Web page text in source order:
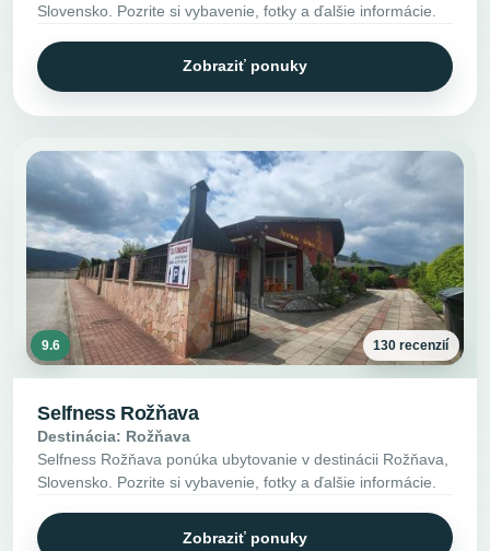
Slovensko. Pozrite si vybavenie, fotky a ďalšie informácie.
Zobraziť ponuky
9.6 130 recenzií
Selfness Rožňava
Destinácia: Rožňava
Selfness Rožňava ponúka ubytovanie v destinácii Rožňava,
Slovensko. Pozrite si vybavenie, fotky a ďalšie informácie.
Zobraziť ponuky